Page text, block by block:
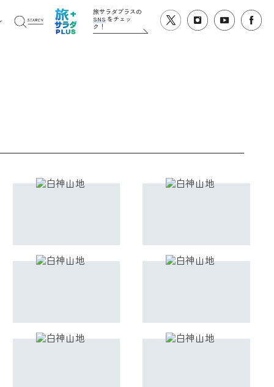
旅サラダプラスの
SNSをチェッ
ク！